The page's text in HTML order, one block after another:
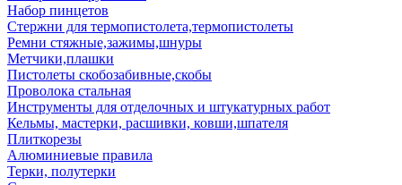
Набор пинцетов
Стержни для термопистолета,термопистолеты
Ремни стяжные,зажимы,шнуры
Метчики,плашки
Пистолеты скобозабивные,скобы
Проволока стальная
Инструменты для отделочных и штукатурных работ
Кельмы, мастерки, расшивки, ковши,шпателя
Плиткорезы
Алюминиевые правила
Терки, полутерки